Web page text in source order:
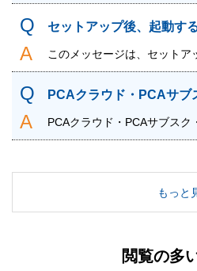
セットアップ後、起動す
このメッセージは、セットア
PCAクラウド・PCAサブ
PCAクラウド・PCAサブスク
もっと
閲覧の多